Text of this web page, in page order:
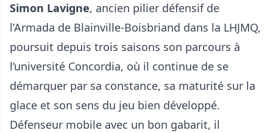
Simon Lavigne, ancien pilier défensif de
l’Armada de Blainville-Boisbriand dans la LHJMQ,
poursuit depuis trois saisons son parcours à
l’université Concordia, où il continue de se
démarquer par sa constance, sa maturité sur la
glace et son sens du jeu bien développé.
Défenseur mobile avec un bon gabarit, il